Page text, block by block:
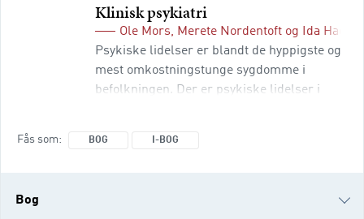
Klinisk psykiatri
Ole Mors, Merete Nordentoft og
Ida
Psykiske lidelser er blandt de hyppigste og
mest omkostningstunge sygdomme i
befolkningen. Der er psykiske lidelser i
Fås som BOG I-BOG
Bog